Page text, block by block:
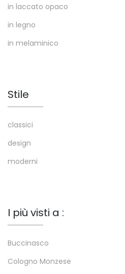
in laccato opaco
in legno
in melaminico
Stile
classici
design
moderni
I più visti a :
Buccinasco
Cologno Monzese